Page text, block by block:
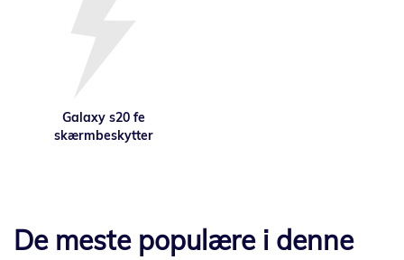
Galaxy s20 fe
skærmbeskytter
De meste populære i denne